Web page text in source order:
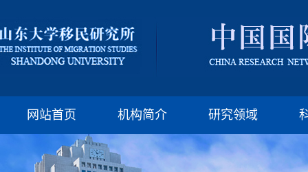
网站首页 机构简介 研究领域
版权所有：山东
邮编:250100 电话